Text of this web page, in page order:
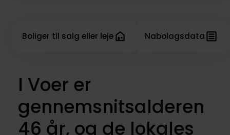
Boliger til salg eller leje Nabolagsdata
I Voer er
gennemsnitsalderen
46 år, og de lokales